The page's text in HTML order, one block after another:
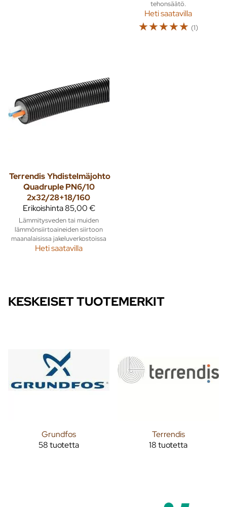
tehonsäätö.
Heti saatavilla
☆☆☆☆☆ (1)
TerrendisYhdistelmäjohto
Quadruple PN6/10
2x32/28+18/160
Erikoishinta85,00 €
Lämmitysveden tai muiden
lämmönsiirtoaineiden siirtoon
maanalaisissa jakeluverkostoissa
Heti saatavilla
KESKEISET TUOTEMERKIT
Grundfos
58 tuotetta
Terrendis
18 tuotetta